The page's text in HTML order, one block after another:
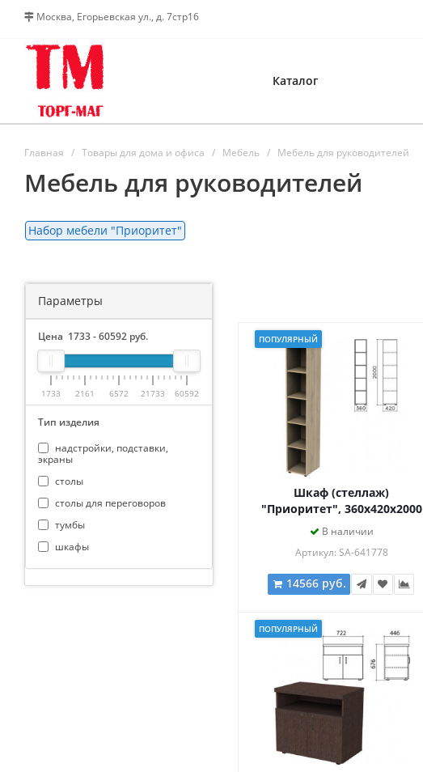
Москва, Егорьевская ул., д. 7стр16
Каталог
Главная Товары для дома и офиса Мебель Мебель для руководителей
Мебель для руководителей
Набор мебели "Приоритет"
ПОПУЛЯРНЫЙ
Шкаф (стеллаж)
"Приоритет", 360х420х2000
мм, 4 полки, кронберг,
В наличии
Артикул: SA-641778
14566 руб.
ПОПУЛЯРНЫЙ
Параметры
Цена 1733-60592 руб.
1733 2161 6572 21733 60592
Тип изделия
надстройки, подставки,
экраны
столы
столы для переговоров
тумбы
шкафы